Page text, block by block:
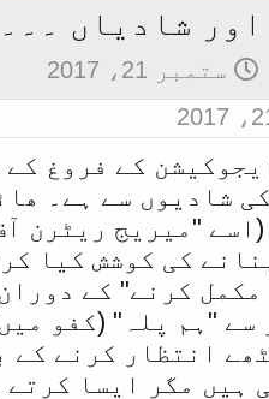
شادیاں
ت
ا
ی
خ
آ
غ
ا
ز
ستمبر 21، 2017
کے فروغ
شادیوں سے ہے۔
(اسے "میریج ریٹرن
کی کوشش کیا
مکمل کرنے" کے
سے "ہم پلہ" (کفو
انتظار کرنے کے